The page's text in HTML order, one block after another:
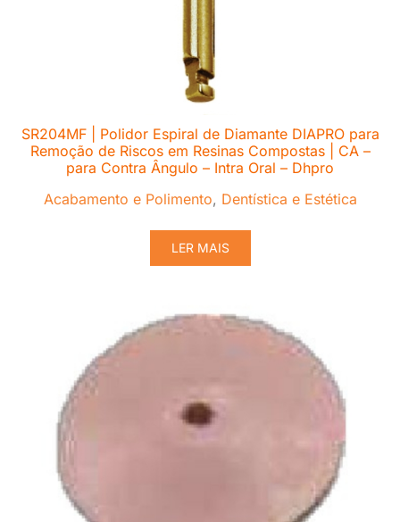
SR204MF | Polidor Espiral de Diamante DIAPRO para
Remoção de Riscos em Resinas Compostas | CA –
para Contra Ângulo – Intra Oral – Dhpro
Acabamento e Polimento, Dentística e Estética
LER MAIS